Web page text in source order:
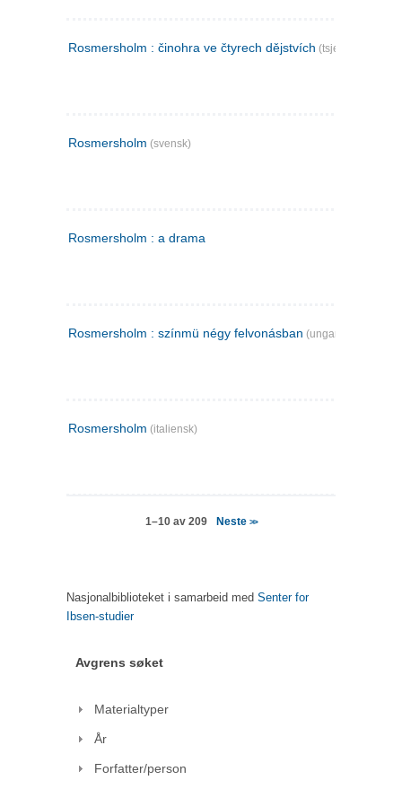
Rosmersholm : činohra ve čtyrech dějstvích (tsjekkisk)
Rosmersholm (svensk)
Rosmersholm : a drama
Rosmersholm : színmü négy felvonásban (ungarsk)
Rosmersholm (italiensk)
1–10 av 209 Neste >>
Nasjonalbiblioteket i samarbeid med Senter for
Ibsen-studier
Avgrens søket
Materialtyper
År
Forfatter/person